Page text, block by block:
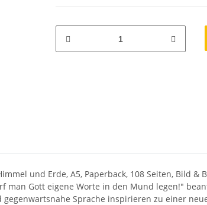
und Erde, A5, Paperback, 108 Seiten, Bild &
man Gott eigene Worte in den Mund legen!"
Sprache inspirieren zu einer